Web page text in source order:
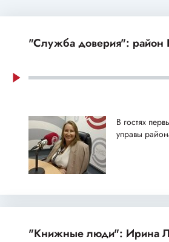
"Служба доверия": район
В гостях
управы
"Книжные люди": Ирина